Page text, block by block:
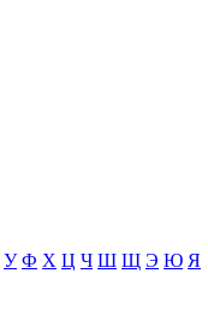
У Ф Х Ц Ч Ш Щ Э Ю Я